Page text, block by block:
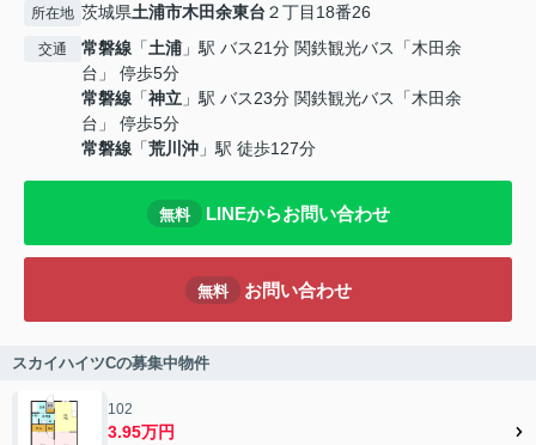
所在地 茨城県土浦市木田余東台 ２丁目18番26
交通 常磐線 「土浦 」駅 バス21分 関鉄観光バス「木田余
台」 停歩5分
常磐線 「神立 」駅 バス23分 関鉄観光バス「木田余
台」 停歩5分
常磐線 「荒川沖 」駅 徒歩127分
無料 LINEからお問い合わせ
無料 お問い合わせ
スカイハイツCの募集中物件
102
3.95万円